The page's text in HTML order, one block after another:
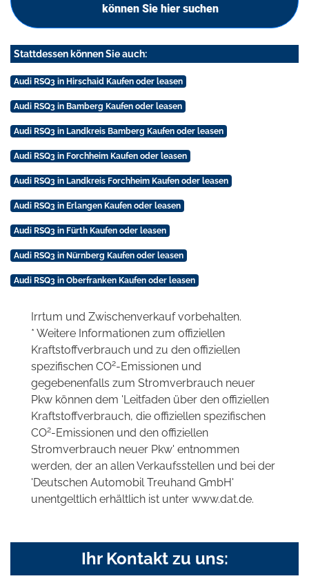
können Sie hier suchen
Stattdessen können Sie auch:
Audi RSQ3 in Hirschaid Kaufen oder leasen
Audi RSQ3 in Bamberg Kaufen oder leasen
Audi RSQ3 in Landkreis Bamberg Kaufen oder leasen
Audi RSQ3 in Forchheim Kaufen oder leasen
Audi RSQ3 in Landkreis Forchheim Kaufen oder leasen
Audi RSQ3 in Erlangen Kaufen oder leasen
Audi RSQ3 in Fürth Kaufen oder leasen
Audi RSQ3 in Nürnberg Kaufen oder leasen
Audi RSQ3 in Oberfranken Kaufen oder leasen
Irrtum und Zwischenverkauf vorbehalten.
* Weitere Informationen zum offiziellen
Kraftstoffverbrauch und zu den offiziellen
spezifischen CO2-Emissionen und
gegebenenfalls zum Stromverbrauch neuer
Pkw können dem 'Leitfaden über den offiziellen
Kraftstoffverbrauch, die offiziellen spezifischen
CO2-Emissionen und den offiziellen
Stromverbrauch neuer Pkw' entnommen
werden, der an allen Verkaufsstellen und bei der
'Deutschen Automobil Treuhand GmbH'
unentgeltlich erhältlich ist unter www.dat.de.
Ihr Kontakt zu uns: